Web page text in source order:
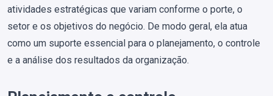
atividades estratégicas que variam conforme o porte, o
setor e os objetivos do negócio. De modo geral, ela atua
como um suporte essencial para o planejamento, o controle
e a análise dos resultados da organização.